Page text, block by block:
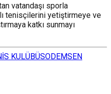
vatandaşı sporla
tenisçilerini yetiştirmeye ve
katkı sunmayı
KULÜBÜSODEMSEN